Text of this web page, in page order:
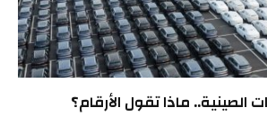
الصينية.. ماذا تقول الأرقام؟